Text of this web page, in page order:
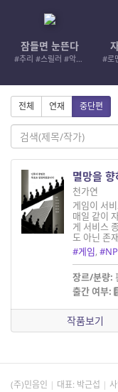
잠들면 눈뜬다
#추리 #스릴러 #악인 #로드레이지
전체 연재 중단편
멸망을 향
천가연
게임이 서
매일 같이
게 서비스
도 아닌 존
#게임,
장르/분량:
출간 여부:
작품보기
(주)민음인 대표: 박근섭